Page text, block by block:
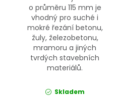
o průměru 115 mm je
vhodný pro suché i
mokré řezání betonu,
žuly, železobetonu,
mramoru a jiných
tvrdých stavebních
materiálů.
Skladem